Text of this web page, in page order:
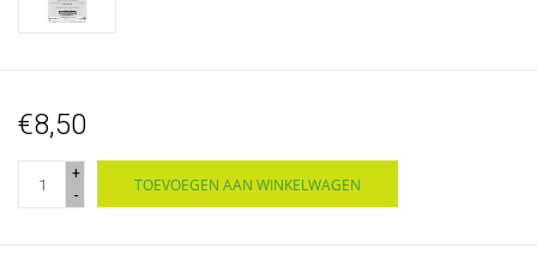
€8,50
+
-
TOEVOEGEN AAN WINKELWAGEN